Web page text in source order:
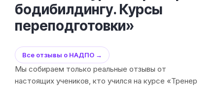
бодибилдингу. Курсы
переподготовки»
Все отзывы о НАДПО →
Мы собираем только реальные отзывы от
настоящих учеников, кто учился на курсе «Тренер